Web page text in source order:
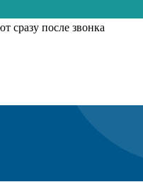
сразу после звонка